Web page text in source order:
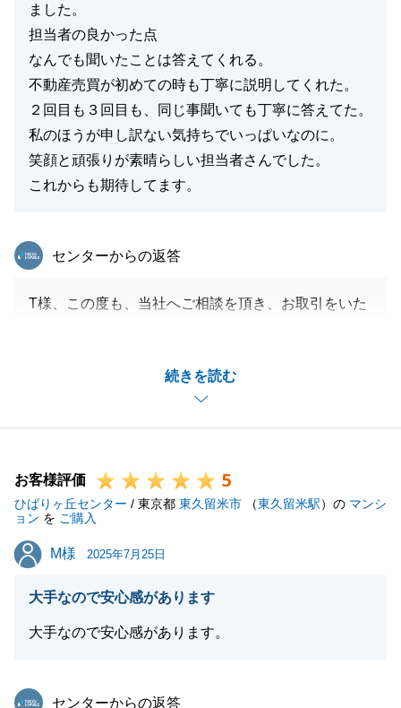
ました。
担当者の良かった点
なんでも聞いたことは答えてくれる。
不動産売買が初めての時も丁寧に説明してくれた。
２回目も３回目も、同じ事聞いても丁寧に答えてた。
私のほうが申し訳ない気持ちでいっぱいなのに。
笑顔と頑張りが素晴らしい担当者さんでした。
これからも期待してます。
続きを読む
東急リバブル
センターからの返答
T様、この度も、当社へご相談を頂き、お取引をいた
談は、売買に関わらず、サポートをさせて頂きますの
で、何なりとお気軽にご連絡を頂ければと思います。
今後共、何卒よろしくお願いいたします。
閉じる
お客様評価 5
ひばりヶ丘センター / 東京都 東久留米市 （東久留米駅）の マンシ
ョン を ご購入
M様
M様 2025年7月25日
大手なので安心感があります
大手なので安心感があります。
東急リバブル
センターからの返答